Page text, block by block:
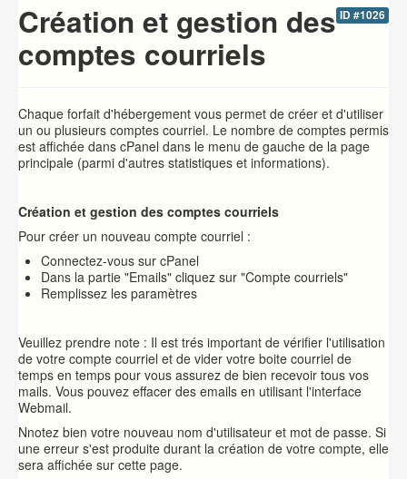
ID #1026
Création et gestion des
comptes courriels
Chaque forfait d'hébergement vous permet de créer et d'utiliser
un ou plusieurs comptes courriel. Le nombre de comptes permis
est affichée dans cPanel dans le menu de gauche de la page
principale (parmi d'autres statistiques et informations).
Création et gestion des comptes courriels
Pour créer un nouveau compte courriel :
Connectez-vous sur cPanel
Dans la partie "Emails" cliquez sur "Compte courriels"
Remplissez les paramètres
Veuillez prendre note : Il est trés important de vérifier l'utilisation
de votre compte courriel et de vider votre boite courriel de
temps en temps pour vous assurez de bien recevoir tous vos
mails. Vous pouvez effacer des emails en utilisant l'interface
Webmail.
Nnotez bien votre nouveau nom d'utilisateur et mot de passe. Si
une erreur s'est produite durant la création de votre compte, elle
sera affichée sur cette page.